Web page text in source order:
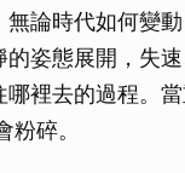
論時代如何變
姿態展開，失
裡去的過程。
碎。